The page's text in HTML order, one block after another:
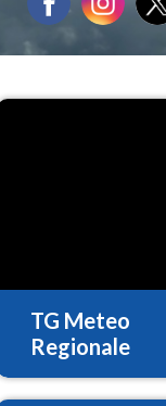
TG Meteo
Regionale